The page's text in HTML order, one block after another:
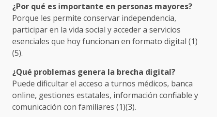
¿Por qué es importante en personas mayores?
Porque les permite conservar independencia,
participar en la vida social y acceder a servicios
esenciales que hoy funcionan en formato digital (1)
(5).
¿Qué problemas genera la brecha digital?
Puede dificultar el acceso a turnos médicos, banca
online, gestiones estatales, información confiable y
comunicación con familiares (1)(3).